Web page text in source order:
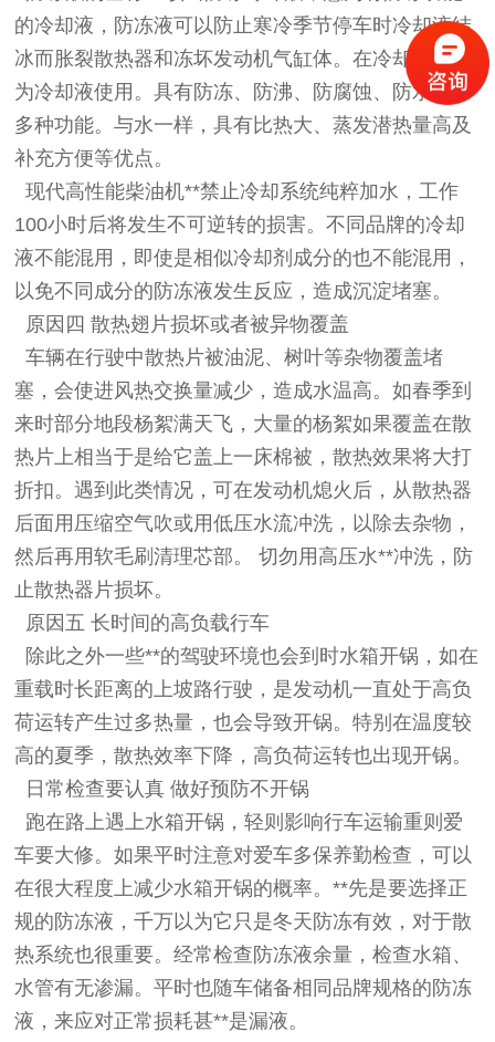
的冷却液，防冻液可以防止寒冷季节停车时冷却液结
冰而胀裂散热器和冻坏发动机气缸体。在冷却系统作
为冷却液使用。具有防冻、防沸、防腐蚀、防水垢等
多种功能。与水一样，具有比热大、蒸发潜热量高及
补充方便等优点。
现代高性能柴油机**禁止冷却系统纯粹加水，工作
100小时后将发生不可逆转的损害。不同品牌的冷却
液不能混用，即使是相似冷却剂成分的也不能混用，
以免不同成分的防冻液发生反应，造成沉淀堵塞。
原因四 散热翅片损坏或者被异物覆盖
车辆在行驶中散热片被油泥、树叶等杂物覆盖堵
塞，会使进风热交换量减少，造成水温高。如春季到
来时部分地段杨絮满天飞，大量的杨絮如果覆盖在散
热片上相当于是给它盖上一床棉被，散热效果将大打
折扣。遇到此类情况，可在发动机熄火后，从散热器
后面用压缩空气吹或用低压水流冲洗，以除去杂物，
然后再用软毛刷清理芯部。 切勿用高压水**冲洗，防
止散热器片损坏。
原因五 长时间的高负载行车
除此之外一些**的驾驶环境也会到时水箱开锅，如在
重载时长距离的上坡路行驶，是发动机一直处于高负
荷运转产生过多热量，也会导致开锅。特别在温度较
高的夏季，散热效率下降，高负荷运转也出现开锅。
日常检查要认真 做好预防不开锅
跑在路上遇上水箱开锅，轻则影响行车运输重则爱
车要大修。如果平时注意对爱车多保养勤检查，可以
在很大程度上减少水箱开锅的概率。**先是要选择正
规的防冻液，千万以为它只是冬天防冻有效，对于散
热系统也很重要。经常检查防冻液余量，检查水箱、
水管有无渗漏。平时也随车储备相同品牌规格的防冻
液，来应对正常损耗甚**是漏液。